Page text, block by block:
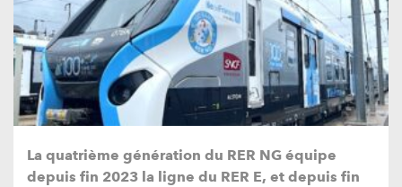
La quatrième génération du RER NG équipe
depuis fin 2023 la ligne du RER E, et depuis fin